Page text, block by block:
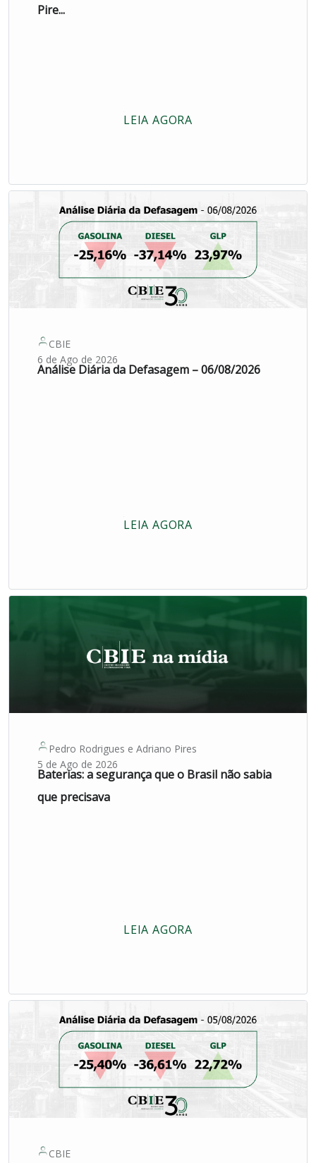
Pire...
LEIA AGORA
CBIE
6 de Ago de 2026
Análise Diária da Defasagem – 06/08/2026
LEIA AGORA
Pedro Rodrigues e Adriano Pires
5 de Ago de 2026
Baterias: a segurança que o Brasil não sabia
que precisava
LEIA AGORA
CBIE